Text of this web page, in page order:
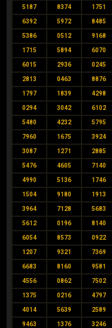
5187 8374 1751
6392 5972 8485
5386 0512 9168
1715 5894 6070
6015 2936 0245
2813 0463 8876
1797 1839 4298
0294 3042 6102
5480 4232 5795
7960 1675 3924
3087 1271 2885
5476 4605 7140
4990 5136 1746
1504 9180 1913
3964 7128 5683
5612 0196 8140
6054 8573 0922
1207 9321 7369
6683 8160 9581
4556 0862 7502
1375 0216 4797
4014 5639 2589
9463 1376 3246